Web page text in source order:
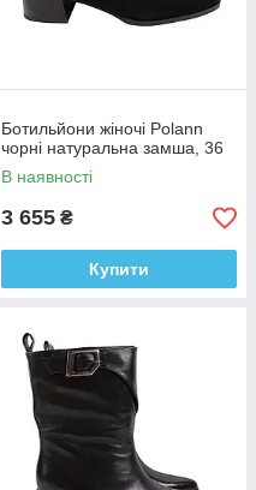
Ботильйони жіночі Polann
чорні натуральна замша, 36
В наявності
3 655 ₴
Купити